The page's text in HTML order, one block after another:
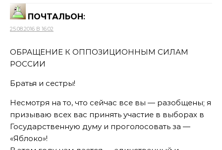
ПОЧТАЛЬОН:
25.08.2016 В 16:02
ОБРАЩЕНИЕ К ОППОЗИЦИОННЫМ СИЛАМ
РОССИИ
Братья и сестры!
Несмотря на то, что сейчас все вы — разобщены; я
призываю всех вас принять участие в выборах в
Государственную думу и проголосовать за —
«Яблоко»!